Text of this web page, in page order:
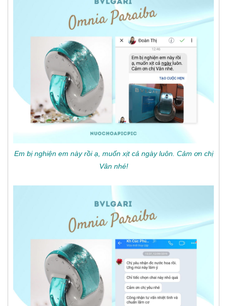
Em bị nghiện em này rồi ạ, muốn xịt cả ngày luôn. Cảm ơn chị
Vân nhé!